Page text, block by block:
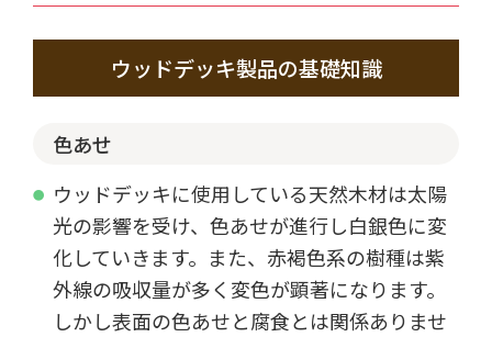
ウッドデッキ製品の基礎知識
色あせ
ウッドデッキに使用している天然木材は太陽
光の影響を受け、色あせが進行し白銀色に変
化していきます。また、赤褐色系の樹種は紫
外線の吸収量が多く変色が顕著になります。
しかし表面の色あせと腐食とは関係ありませ